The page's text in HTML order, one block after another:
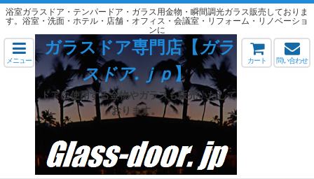
浴室ガラスドア・テンパードア・ガラス用金物・瞬間調光ガラス販売しておりま
す。浴室・洗面・ホテル・店舗・オフィス・会議室・リフォーム・リノベーショ
ンに
メニュー
ガラスドア専門店【ガラ
スドア.ｊｐ】
ドアに使用する金物やガラスも販売いたして
おります。
カート 問い合わせ